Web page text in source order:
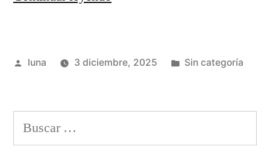
residuos
Publicado
luna 3 diciembre, 2025
Publicada
Sin categoría
Buscar: